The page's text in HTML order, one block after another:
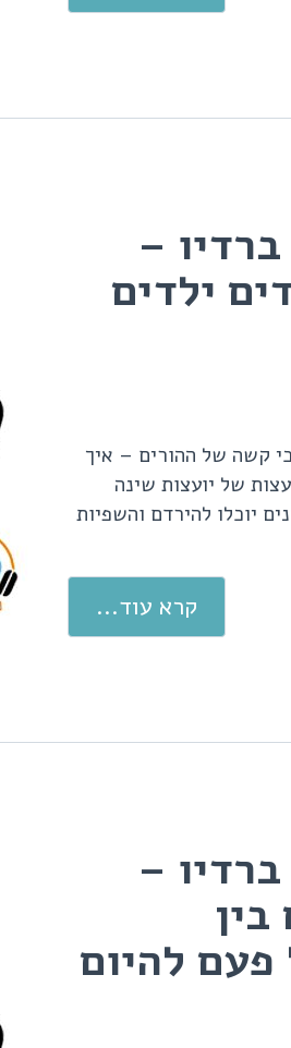
–
ילדים
קשה של ההורים – איך
של יועצות שינה
יוכלו להירדם והשפיות
קרא עוד...
–
בין
פעם להיום